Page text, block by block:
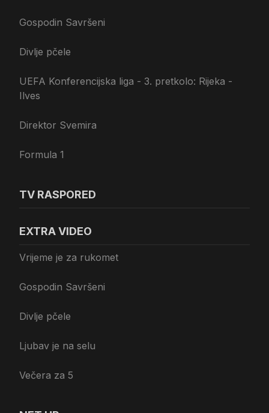
Gospodin Savršeni
Divlje pčele
UEFA Konferencijska liga - 3. pretkolo: Rijeka -
Ilves
Direktor Svemira
Formula 1
TV RASPORED
EXTRA VIDEO
Vrijeme je za rukomet
Gospodin Savršeni
Divlje pčele
Ljubav je na selu
Večera za 5